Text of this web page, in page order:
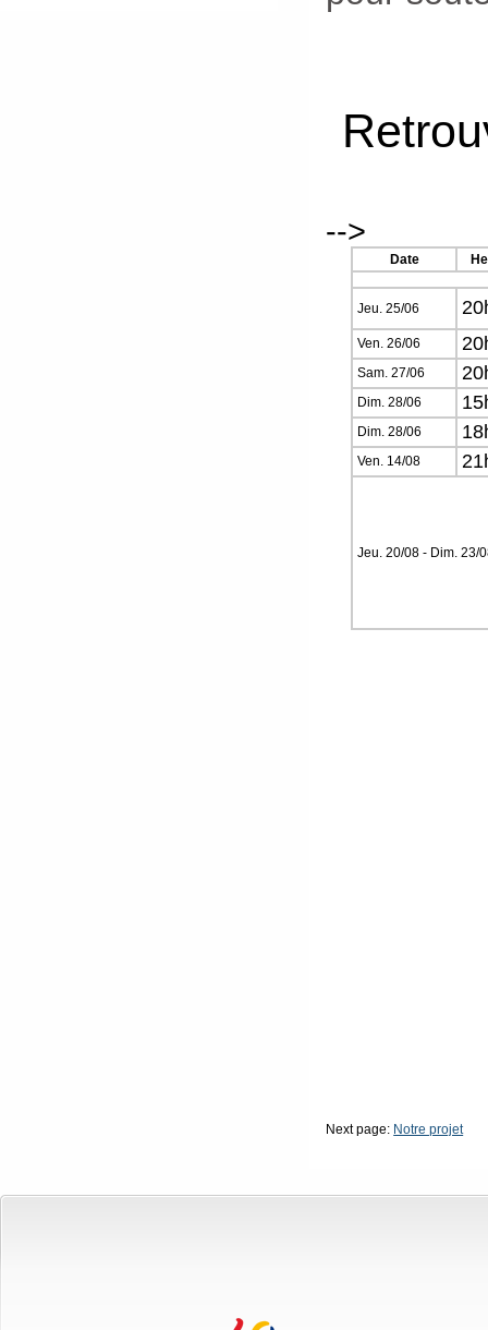
-->
Date
Jeu. 25/06
Ven. 26/06
Sam. 27/06
Dim. 28/06
Dim. 28/06
Ven. 14/08
Jeu. 20/08 - Dim. 23/
Next page: Notre projet